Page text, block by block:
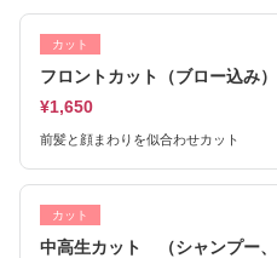
カット
フロントカット（ブロー込み）
¥1,650
前髪と顔まわりを似合わせカット
カット
中高生カット （シャンプー、